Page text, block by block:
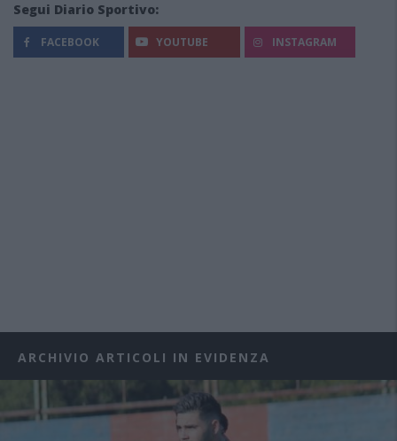
Segui Diario Sportivo:
FACEBOOK YOUTUBE INSTAGRAM
ARCHIVIO ARTICOLI IN EVIDENZA